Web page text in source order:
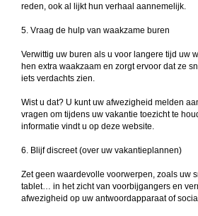
reden, ook al lijkt hun verhaal aannemelijk.
5. Vraag de hulp van waakzame buren
Verwittig uw buren als u voor langere tijd uw
hen extra waakzaam en zorgt ervoor dat ze
iets verdachts zien.
Wist u dat? U kunt uw afwezigheid melden
vragen om tijdens uw vakantie toezicht te
informatie vindt u op deze website.
6. Blijf discreet (over uw vakantieplannen)
Zet geen waardevolle voorwerpen, zoals uw
tablet… in het zicht van voorbijgangers en
afwezigheid op uw antwoordapparaat of